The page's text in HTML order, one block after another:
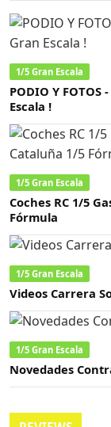
1/5 Gran Escala
PODIO Y
Escala !
1/5 Gran Escala
Coches RC 1/5
Fórmula
1/5 Gran Escala
Videos Carrera
1/5 Gran Escala
Novedades